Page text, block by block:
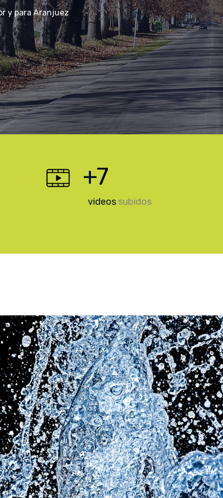
y para Aranjuez
+10
videos subidos